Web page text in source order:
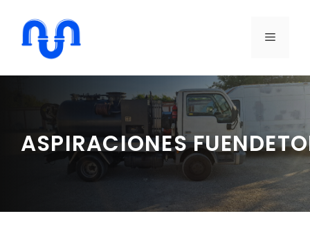
contenido
MENÚ
ASPIRACIONES